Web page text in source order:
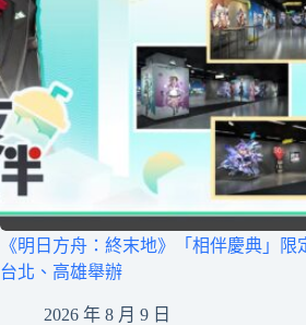
《明日方舟：終末地》「相伴慶典」限
台北、高雄舉辦
2026 年 8 月 9 日